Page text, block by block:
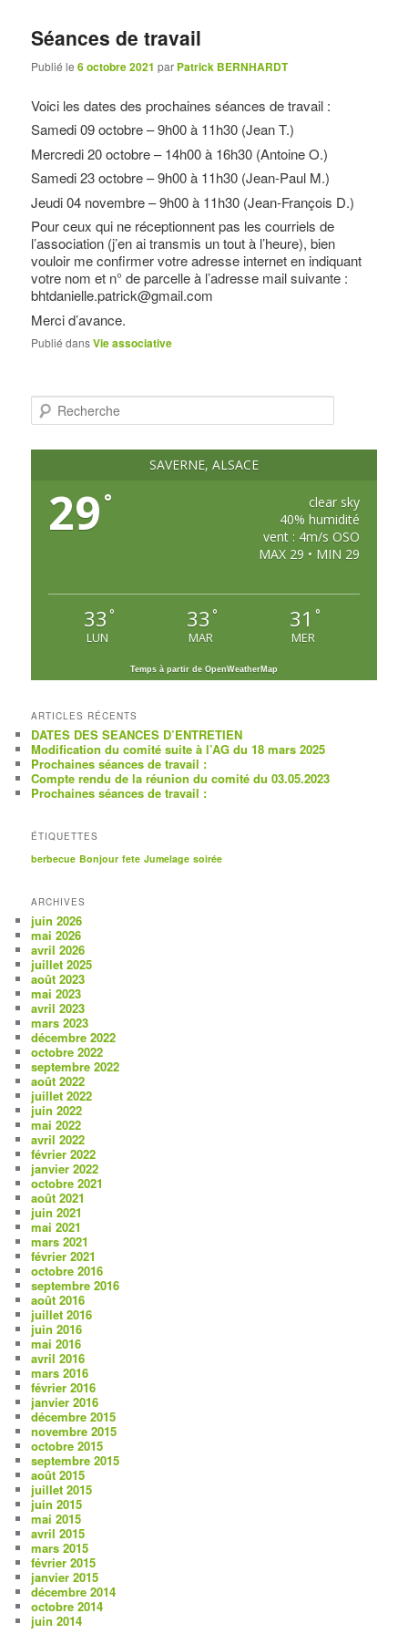
Séances de travail
Publié le6 octobre 2021 par Patrick BERNHARDT
Voici les dates des prochaines séances de travail :
Samedi 09 octobre – 9h00 à 11h30 (Jean T.)
Mercredi 20 octobre – 14h00 à 16h30 (Antoine O.)
Samedi 23 octobre – 9h00 à 11h30 (Jean-Paul M.)
Jeudi 04 novembre – 9h00 à 11h30 (Jean-François D.)
Pour ceux qui ne réceptionnent pas les courriels de
l’association (j’en ai transmis un tout à l’heure), bien
vouloir me confirmer votre adresse internet en indiquant
votre nom et n° de parcelle à l’adresse mail suivante :
bhtdanielle.patrick@gmail.com
Merci d’avance.
Publié dansVie associative
c
SAVERNE, ALSACE
29 °
clear sky
40% humidité
vent : 4m/s OSO
MAX 29 • MIN 29
33 °
LUN
33 °
MAR
31 °
MER
Temps à partir de OpenWeatherMap
ARTICLES RÉCENTS
DATES DES SEANCES D’ENTRETIEN
Modification du comité suite à l’AG du 18 mars 2025
Prochaines séances de travail :
Compte rendu de la réunion du comité du 03.05.2023
Prochaines séances de travail :
ÉTIQUETTES
berbecue Bonjour fete Jumelage soirée
ARCHIVES
juin 2026
mai 2026
avril 2026
juillet 2025
août 2023
mai 2023
avril 2023
mars 2023
décembre 2022
octobre 2022
septembre 2022
août 2022
juillet 2022
juin 2022
mai 2022
avril 2022
février 2022
janvier 2022
octobre 2021
août 2021
juin 2021
mai 2021
mars 2021
février 2021
octobre 2016
septembre 2016
août 2016
juillet 2016
juin 2016
mai 2016
avril 2016
mars 2016
février 2016
janvier 2016
décembre 2015
novembre 2015
octobre 2015
septembre 2015
août 2015
juillet 2015
juin 2015
mai 2015
avril 2015
mars 2015
février 2015
janvier 2015
décembre 2014
octobre 2014
juin 2014